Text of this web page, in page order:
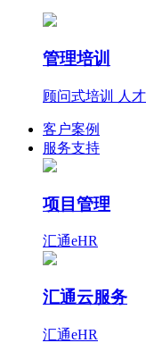
管理培训
顾问式培训 人
客户案例
服务支持
项目管理
汇通eHR
汇通云服务
汇通eHR